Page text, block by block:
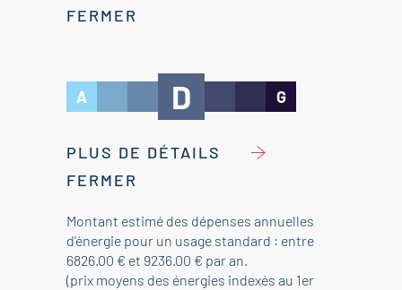
FERMER
A D G
PLUS DE DÉTAILS
FERMER
Montant estimé des dépenses annuelles
d'énergie pour un usage standard : entre
6826.00 € et 9236.00 € par an.
(prix moyens des énergies indexés au 1er